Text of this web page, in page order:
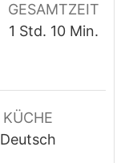
GESAMTZEIT
1 Stunde
Std. 10Minuten
Min.
KÜCHE
Deutsch